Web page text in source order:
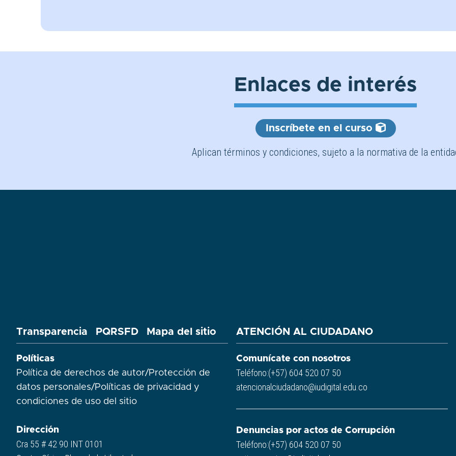
Enlaces de interés
Inscríbete en el curso
Aplican términos y condiciones, sujeto a la normativa de la
Transparencia PQRSFD Mapa del sitio
Políticas
Política de derechos de autor/Protección de
datos personales/Políticas de privacidad y
condiciones de uso del sitio​
Dirección
Cra 55 # 42 90 INT 0101
ATENCIÓN AL CIUDADANO
Comunícate con nosotros
Teléfono:(+57) 604 520 07 50
atencionalciudadano@iudigital.edu.co
Denuncias por actos de Corrupción
Teléfono:(+57) 604 520 07 50